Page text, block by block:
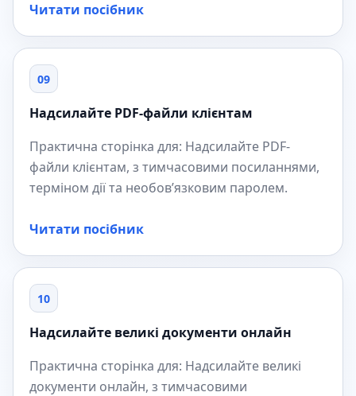
Читати посібник
09
Надсилайте PDF-файли клієнтам
Практична сторінка для: Надсилайте PDF-
файли клієнтам, з тимчасовими посиланнями,
терміном дії та необов’язковим паролем.
Читати посібник
10
Надсилайте великі документи онлайн
Практична сторінка для: Надсилайте великі
документи онлайн, з тимчасовими